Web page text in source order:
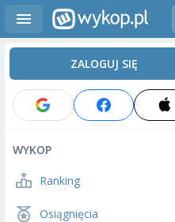
ZALOGUJ SIĘ
WYKOP
Ranking
Osiągnięcia